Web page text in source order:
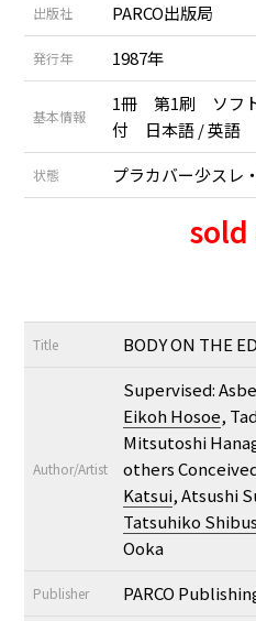
出版社 PARCO出版局
発行年 1987年
基本情報
1冊 第1刷 ソフ
付 日本語 / 英語
状態 プラカバー少スレ
Title BODY ON THE
Author/Artist
Supervised:
Eikoh Hosoe,
Mitsutoshi
others
Katsui, Atsushi
Tatsuhiko
Ooka
Publisher PARCO